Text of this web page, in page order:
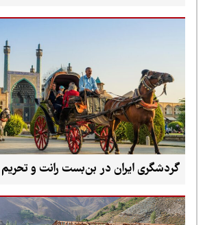
گردشگری ایران در بن‌بست رانت و تحریم